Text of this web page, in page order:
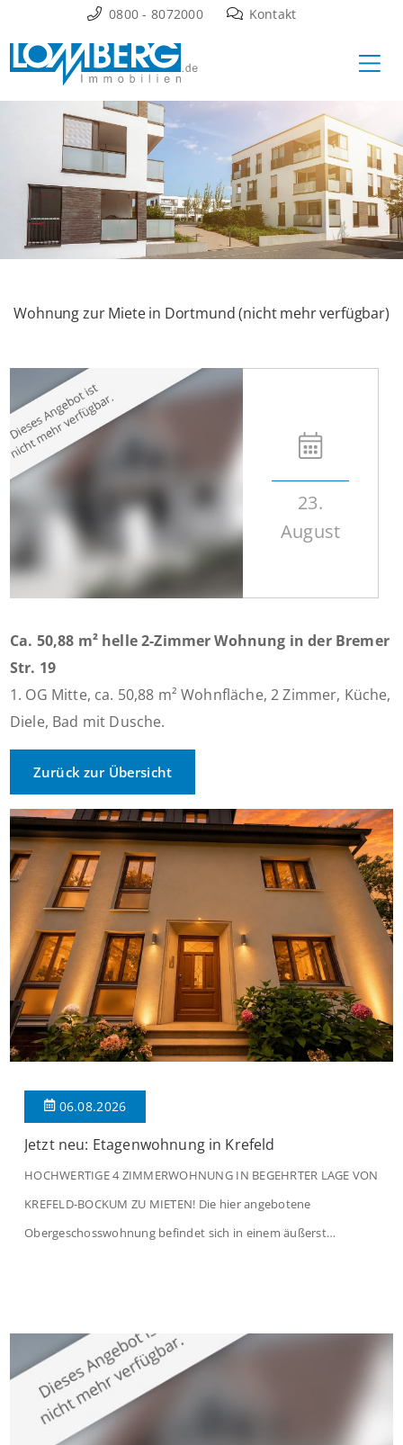
Inhalt
springen
0800 - 8072000 Kontakt
Wohnung zur Miete in Dortmund (nicht mehr verfügbar)
23.
August
Ca. 50,88 m² helle 2-Zimmer Wohnung in der Bremer
Str. 19
1. OG Mitte, ca. 50,88 m² Wohnfläche, 2 Zimmer, Küche,
Diele, Bad mit Dusche.
Zurück zur Übersicht
06.08.2026
Jetzt neu: Etagenwohnung in Krefeld
HOCHWERTIGE 4 ZIMMERWOHNUNG IN BEGEHRTER LAGE VON
KREFELD-BOCKUM ZU MIETEN! Die hier angebotene
Obergeschosswohnung befindet sich in einem äußerst
großzügige Räume und eine hochwertige Ausstattung, die
modernen Wohnkomfort mit einem stilvollen Ambiente
verbindet. Der […]